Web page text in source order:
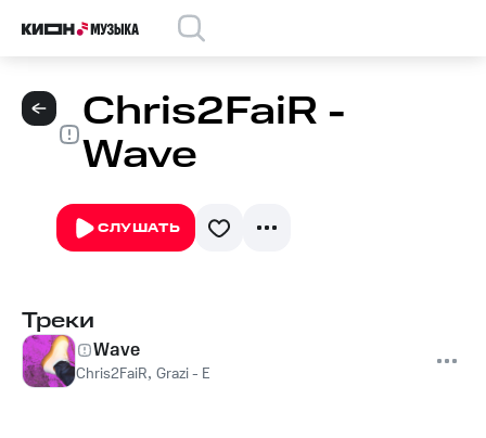
Chris2FaiR -
Wave
СЛУШАТЬ
Треки
Wave
Chris2FaiR, Grazi - E